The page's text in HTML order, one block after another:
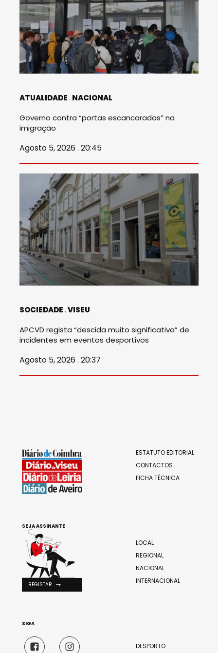
ATUALIDADE NACIONAL
Governo contra “portas escancaradas” na
imigração
Agosto 5, 2026 . 20:45
SOCIEDADE VISEU
APCVD regista “descida muito significativa” de
incidentes em eventos desportivos
Agosto 5, 2026 . 20:37
ESTATUTO EDITORIAL
CONTACTOS
FICHA TÉCNICA
LOCAL
REGIONAL
NACIONAL
INTERNACIONAL
DESPORTO
SEJA ASSINANTE
REGISTAR
SIGA